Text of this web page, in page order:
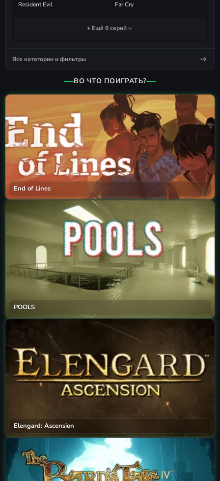
Resident Evil Far Cry
+ Ещё 6 серий
Все категории и фильтры
ВО ЧТО ПОИГРАТЬ?
End of Lines
POOLS
Elengard: Ascension